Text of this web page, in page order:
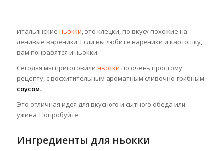
Итальянские ньокки, это клёцки, по вкусу похожие на
ленивые вареники. Если вы любите вареники и картошку,
вам понравятся и ньокки.
Сегодня мы приготовили ньокки по очень простому
рецепту, с восхитительным ароматным сливочно-грибным
соусом.
Это отличная идея для вкусного и сытного обеда или
ужина. Попробуйте.
Ингредиенты для ньокки